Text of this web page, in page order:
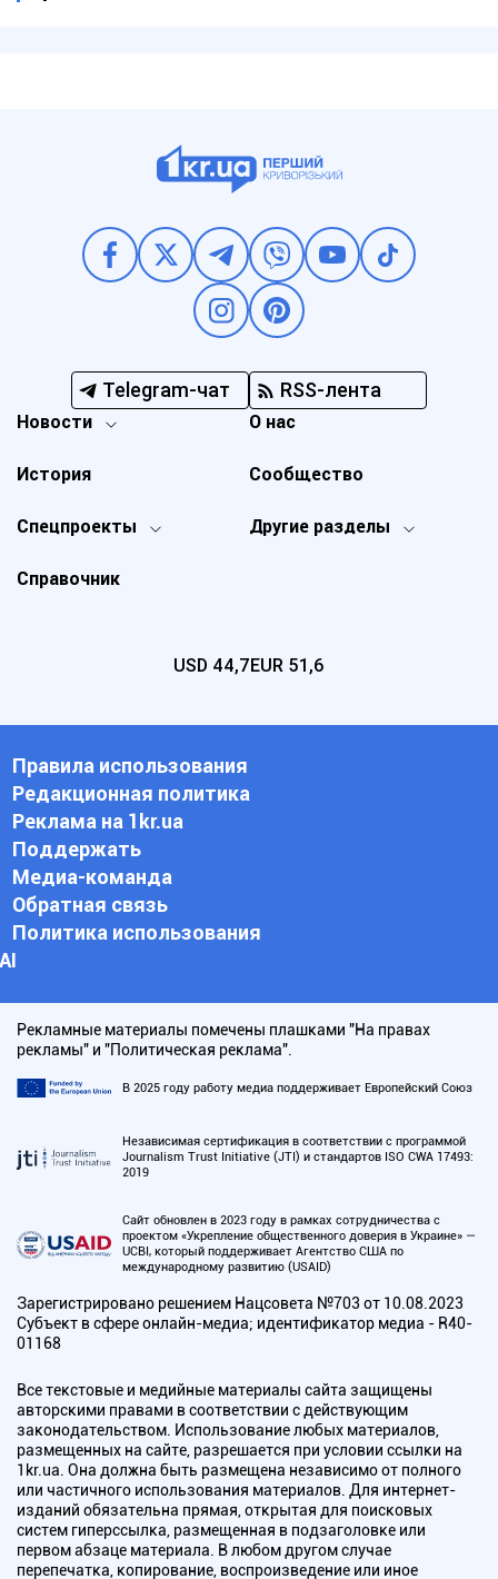
Telegram-чат RSS-лента
Новости
Спецпроекты Другие разделы
История
О нас
Справочник
Сообщество
USD 44,7EUR 51,6
Правила использования
Редакционная политика
Реклама на 1kr.ua
Поддержать
Медиа-команда
Обратная связь
Политика использования
АI
Рекламные материалы помечены плашками "На правах
рекламы" и "Политическая реклама".
В 2025 году работу медиа поддерживает Европейский Союз
Независимая сертификация в соответствии с программой
Journalism Trust Initiative (JTI) и стандартов ISO CWA 17493:
2019
Сайт обновлен в 2023 году в рамках сотрудничества с
проектом «Укрепление общественного доверия в Украине» —
UCBI, который поддерживает Агентство США по
международному развитию (USAID)
Зарегистрировано решением Нацсовета №703 от 10.08.2023
Субъект в сфере онлайн-медиа; идентификатор медиа - R40-
01168
Все текстовые и медийные материалы сайта защищены
авторскими правами в соответствии с действующим
законодательством. Использование любых материалов,
размещенных на сайте, разрешается при условии ссылки на
1kr.ua. Она должна быть размещена независимо от полного
или частичного использования материалов. Для интернет-
изданий обязательна прямая, открытая для поисковых
систем гиперссылка, размещенная в подзаголовке или
первом абзаце материала. В любом другом случае
перепечатка, копирование, воспроизведение или иное